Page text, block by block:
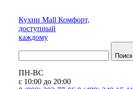
Кухни Mall Комфорт,
доступный
каждому
Поиск
ПН-ВС
с 10:00 до 20:00